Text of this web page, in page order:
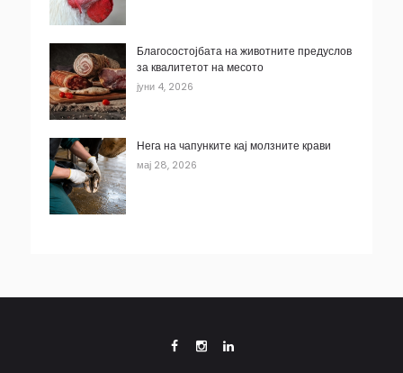
Благосостојбата на животните предуслов
за квалитетот на месото
јуни 4, 2026
Нега на чапунките кај молзните крави
мај 28, 2026